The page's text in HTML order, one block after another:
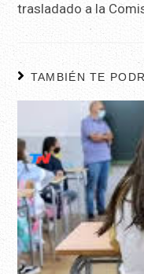
trasladado a la
TAMBIÉN TE